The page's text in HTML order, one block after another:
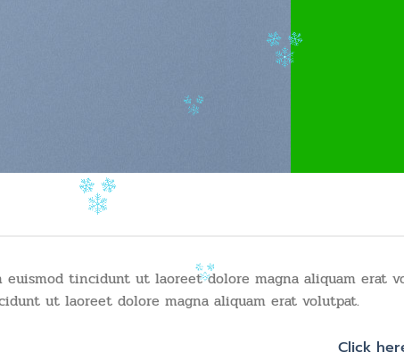
tincidunt ut laoreet dolore magna aliquam erat
ut laoreet dolore magna aliquam erat volutpat.
Click